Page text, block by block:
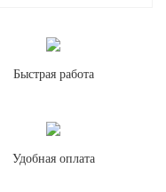
Быстрая работа
Удобная оплата